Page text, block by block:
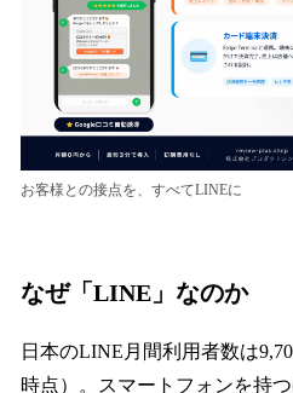
お客様との接点を、すべてLINEに
なぜ「LINE」なのか
日本のLINE月間利用者数は
時点）。スマートフォンを持